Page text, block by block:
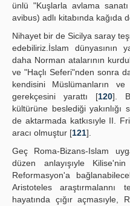
ünlü "Kuşlarla avlama
avibus) adlı kitabında kağıda
Nihayet bir de Sicilya saray
edebiliriz.İslam dünyasının
daha Norman atalarının
ve "Haçlı Seferi"nden sonra
kendisini Müslümanların
gerekçesini yarattı [120].
kültürüne beslediği
de aktarmada katkısıyle II.
aracı olmuştur [121].
Geç Roma-Bizans-Islam
düzen anlayışıyle
Reformasyon'a
Aristoteles
hayatında çığır açmasıyle,